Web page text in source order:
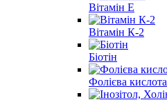
Вітамін E
Вітамін К-2
Біотін
Фолієва кислота